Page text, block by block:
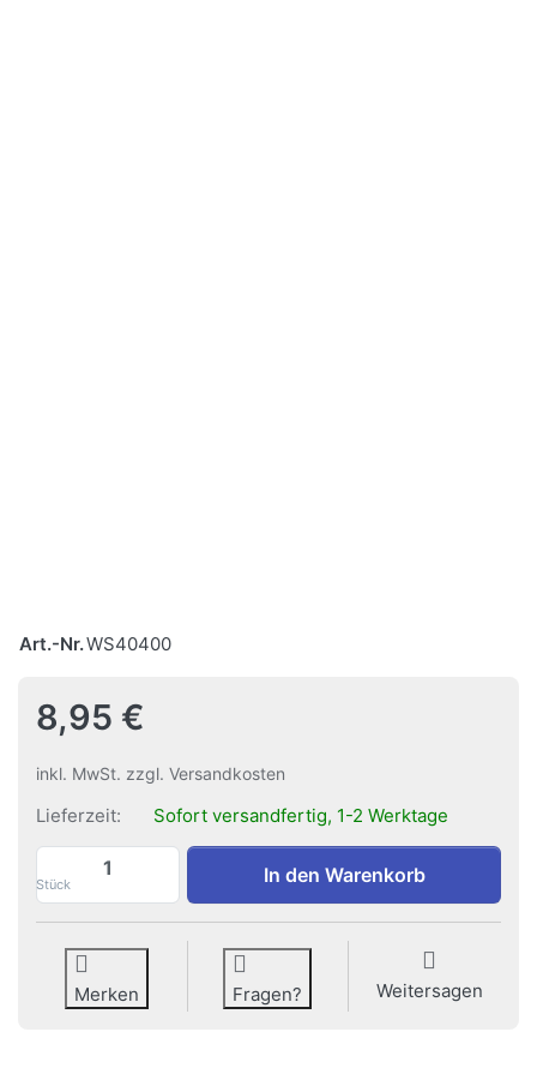
Art.-Nr.WS40400
8,95 €
inkl. MwSt. zzgl. Versandkosten
Lieferzeit: Sofort versandfertig, 1-2 Werktage
Stück
Klettband Wall-Strip zu 8,95 €, Menge 1.
In den Warenkorb
Merken Fragen? Weitersagen